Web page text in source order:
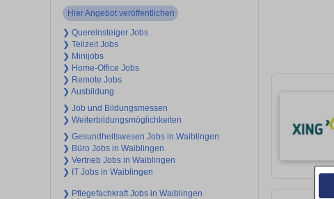
Hier Angebot veröffentlichen
❯ Quereinsteiger Jobs
❯ Teilzeit Jobs
❯ Minijobs
❯ Home-Office Jobs
❯ Remote Jobs
❯ Ausbildung
❯ Job und Bildungsmessen
❯ Weiterbildungsmöglichkeiten
❯ Gesundheitswesen Jobs in Waiblingen
❯ Büro Jobs in Waiblingen
❯ Vertrieb Jobs in Waiblingen
❯ IT Jobs in Waiblingen
❯ Pflegefachkraft Jobs in Waiblingen